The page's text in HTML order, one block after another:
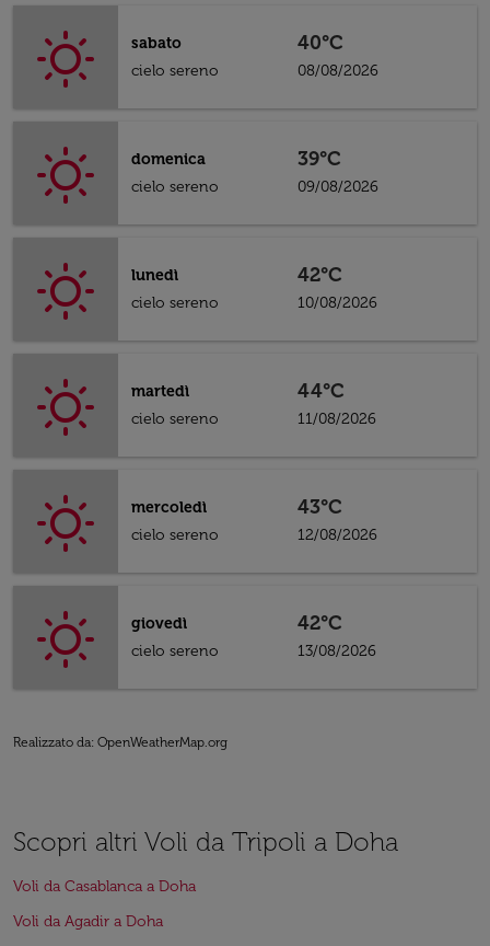
sabato
cielo sereno
40°C
08/08/2026
domenica
cielo sereno
39°C
09/08/2026
lunedì
cielo sereno
42°C
10/08/2026
martedì
cielo sereno
44°C
11/08/2026
mercoledì
cielo sereno
43°C
12/08/2026
giovedì
cielo sereno
42°C
13/08/2026
Realizzato da: OpenWeatherMap.org
Scopri altri Voli da Tripoli a Doha
Voli da Casablanca a Doha
Voli da Agadir a Doha